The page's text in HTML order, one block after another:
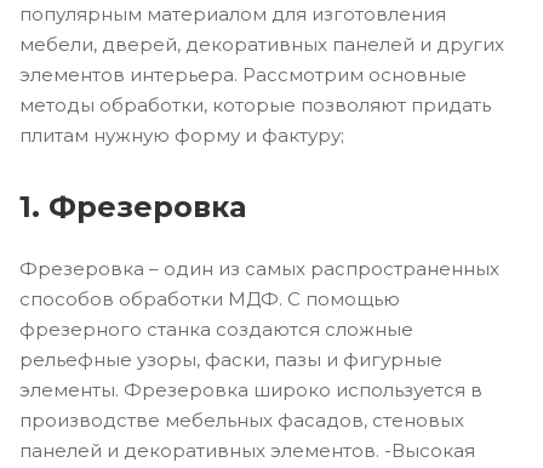
популярным материалом для изготовления
мебели, дверей, декоративных панелей и других
элементов интерьера. Рассмотрим основные
методы обработки, которые позволяют придать
плитам нужную форму и фактуру;
1. Фрезеровка
Фрезеровка – один из самых распространенных
способов обработки МДФ. С помощью
фрезерного станка создаются сложные
рельефные узоры, фаски, пазы и фигурные
элементы. Фрезеровка широко используется в
производстве мебельных фасадов, стеновых
панелей и декоративных элементов. -Высокая